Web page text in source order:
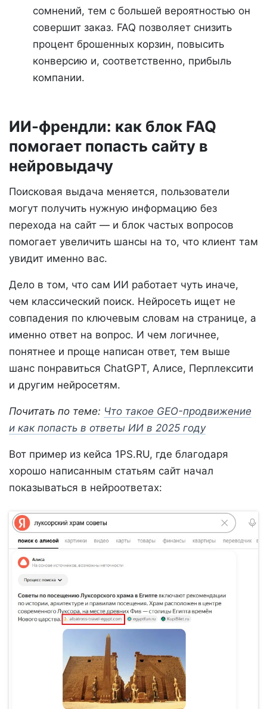
сомнений, тем с большей вероятностью он
совершит заказ. FAQ позволяет снизить
процент брошенных корзин, повысить
конверсию и, соответственно, прибыль
компании.
ИИ-френдли: как блок FAQ
помогает попасть сайту в
нейровыдачу
Поисковая выдача меняется, пользователи
могут получить нужную информацию без
перехода на сайт — и блок частых вопросов
помогает увеличить шансы на то, что клиент там
увидит именно вас.
Дело в том, что сам ИИ работает чуть иначе,
чем классический поиск. Нейросеть ищет не
совпадения по ключевым словам на странице, а
именно ответ на вопрос. И чем логичнее,
понятнее и проще написан ответ, тем выше
шанс понравиться ChatGPT, Алисе, Перплексити
и другим нейросетям.
Почитать по теме: Что такое GEO-продвижение
и как попасть в ответы ИИ в 2025 году
Вот пример из кейса 1PS.RU, где благодаря
хорошо написанным статьям сайт начал
показываться в нейроответах: